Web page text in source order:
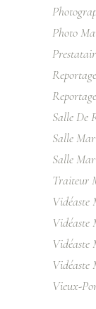
Photo
Salle De
Salle
Salle
Traiteur
Vidéaste
Vidéaste
Vidéaste
Vidéaste
Vieux-